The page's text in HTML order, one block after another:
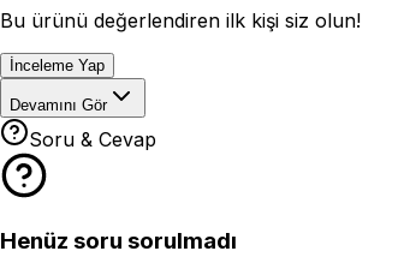
Bu ürünü değerlendiren ilk kişi siz olun!
İnceleme Yap
Devamını Gör
Soru & Cevap
Henüz soru sorulmadı